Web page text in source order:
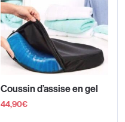
Coussin d’assise en gel
44,90€